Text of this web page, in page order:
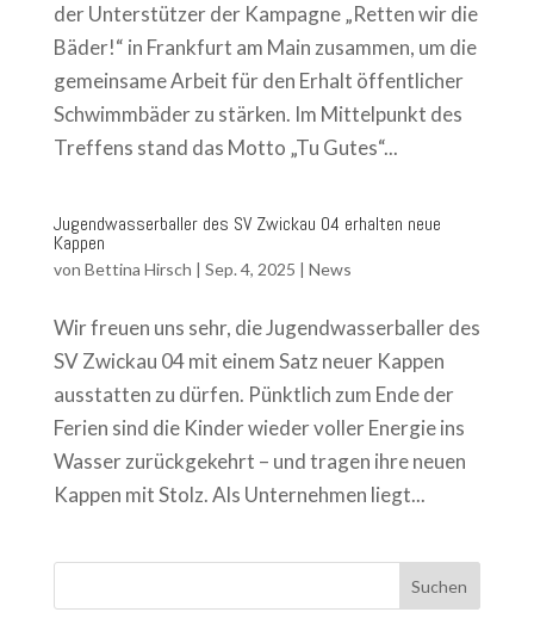
der Unterstützer der Kampagne „Retten wir die
Bäder!“ in Frankfurt am Main zusammen, um die
gemeinsame Arbeit für den Erhalt öffentlicher
Schwimmbäder zu stärken. Im Mittelpunkt des
Treffens stand das Motto „Tu Gutes“...
Jugendwasserballer des SV Zwickau 04 erhalten neue
Kappen
von Bettina Hirsch | Sep. 4, 2025 | News
Wir freuen uns sehr, die Jugendwasserballer des
SV Zwickau 04 mit einem Satz neuer Kappen
ausstatten zu dürfen. Pünktlich zum Ende der
Ferien sind die Kinder wieder voller Energie ins
Wasser zurückgekehrt – und tragen ihre neuen
Kappen mit Stolz. Als Unternehmen liegt...
Suchen